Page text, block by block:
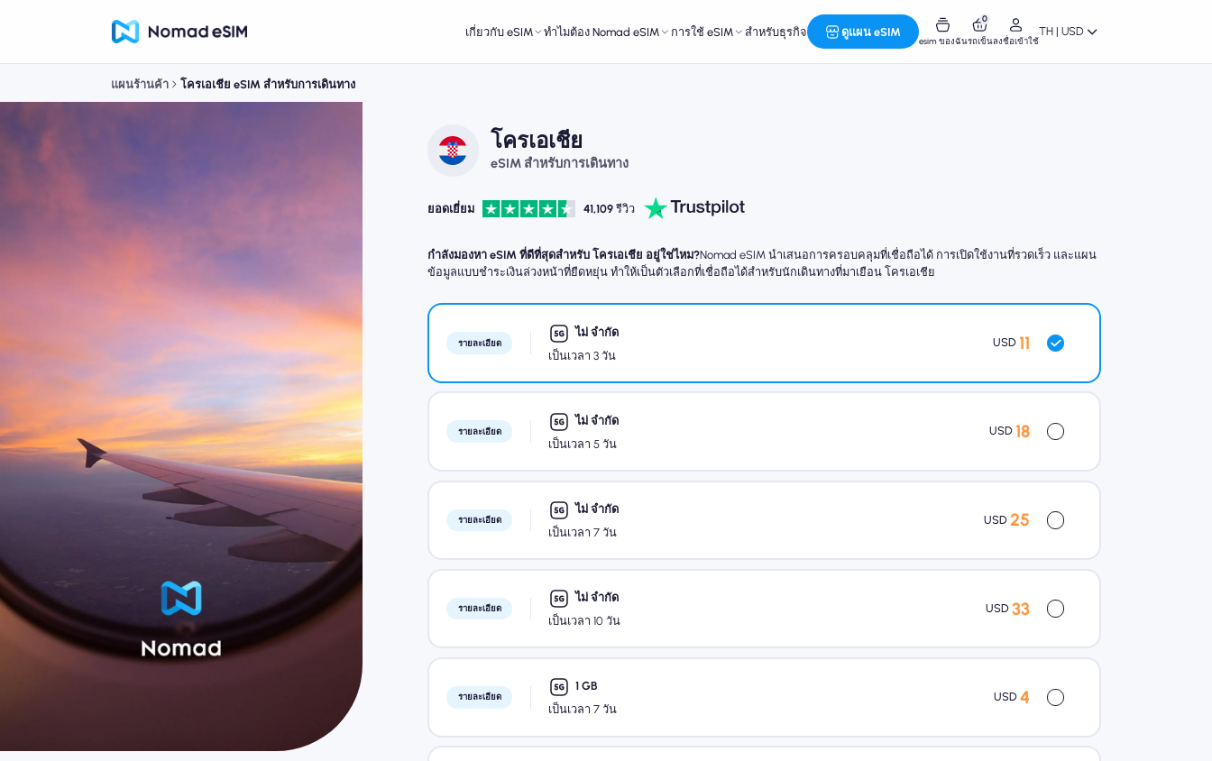
เกี่ยวกับ eSIM ทำไมต้อง Nomad eSIM การใช้ eSIM สำหรับธุรกิจ ดูแผน eSIM
esim ของฉัน
0
รถเข็นลงชื่อเข้าใช้
TH | USD
แผนร้านค้า โครเอเชีย eSIM สำหรับการเดินทาง
โครเอเชีย
eSIM สำหรับการเดินทาง
ยอดเยี่ยม 41,109 รีวิว
กำลังมองหา eSIM ที่ดีที่สุดสำหรับ โครเอเชีย อยู่ใช่ไหม?Nomad eSIM นำเสนอการครอบคลุมที่เชื่อถือได้ การเปิดใช้งานที่รวดเร็ว และแผน
ข้อมูลแบบชำระเงินล่วงหน้าที่ยืดหยุ่น ทำให้เป็นตัวเลือกที่เชื่อถือได้สำหรับนักเดินทางที่มาเยือน โครเอเชีย
รายละเอียด
ไม่ จำกัด
เป็นเวลา 3 วัน
USD 11
รายละเอียด
ไม่ จำกัด
เป็นเวลา 5 วัน
USD 18
รายละเอียด
ไม่ จำกัด
เป็นเวลา 7 วัน
USD 25
รายละเอียด
ไม่ จำกัด
เป็นเวลา 10 วัน
USD 33
รายละเอียด
1 GB
เป็นเวลา 7 วัน
USD 4